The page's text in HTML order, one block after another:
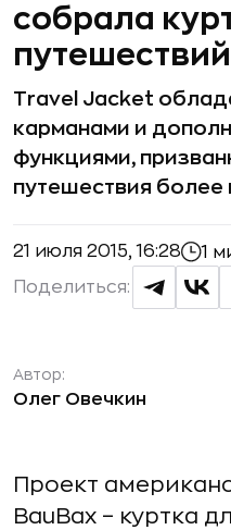
собрала
путешествий
Travel Jacket
карманами и
функциями,
путешествия
21 июля 2015, 16:28 1
Поделиться:
Автор:
Олег Овечкин
Проект
BauBax – куртка